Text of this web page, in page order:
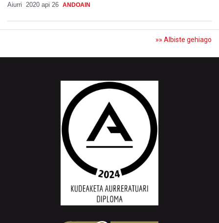
Aiurri 2020 api 26 ANDOAIN
»» Albiste gehiago